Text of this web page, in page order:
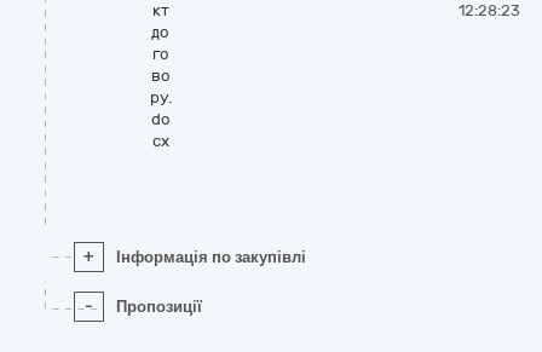
кт
до
го
во
ру.
do
cx
12:28:23
+ Інформація по закупівлі
- Пропозиції